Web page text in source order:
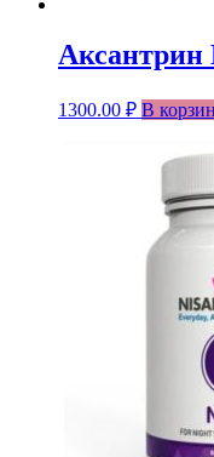
Аксантрин
1300.00 ₽ В